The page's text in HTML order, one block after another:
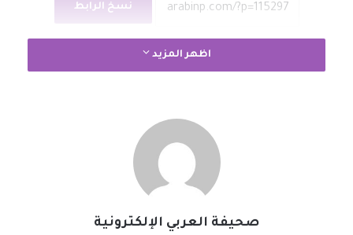
نسخ الرابط
اظهر المزيد
صحيفة العربي الإلكترونية